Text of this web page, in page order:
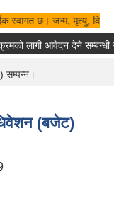
स्वागत छ। जन्म, मृत्यु,
लागी आवेदन देने सम्बन्धी
सम्पन्न।
(बजेट)